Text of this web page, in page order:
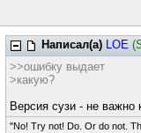
Написал(а) LOE
>>ошибку выдает
>какую?
Версия сузи - не важно
"No! Try not! Do. Or do not.